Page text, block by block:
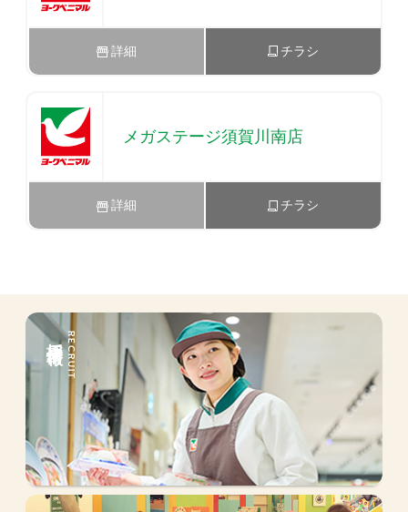
詳細 チラシ
メガステージ須賀川南店
詳細 チラシ
RECRUIT
採用情報